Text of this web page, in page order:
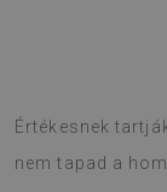
Értékesnek
nem tapad a